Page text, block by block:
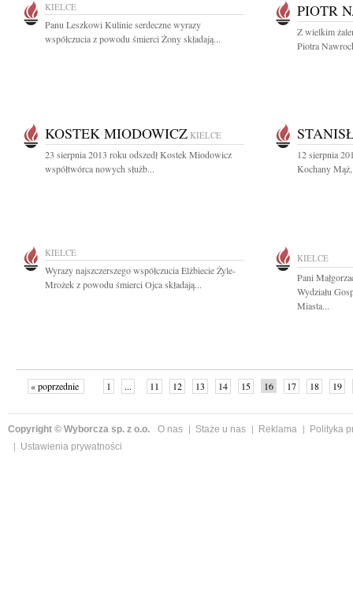
KIELCE
Panu Leszkowi Kulinie serdeczne wyrazy
współczucia z powodu śmierci Żony składają...
PIOTR
Z wielkim
Piotra
KOSTEK MIODOWICZ KIELCE
23 sierpnia 2013 roku odszedł Kostek Miodowicz
współtwórca nowych służb...
12 sierpnia
Kochany
KIELCE
Wyrazy najszczerszego współczucia Elżbiecie Żyle-
Mrożek z powodu śmierci Ojca składają...
KIELCE
Pani
Wydziału
Miasta...
« poprzednie 1 ... 11 12 13 14 15 16 17 18
19
Copyright © Wyborcza sp. z o.o. O nas Staże u nas Reklama
Polityka
Ustawienia prywatności